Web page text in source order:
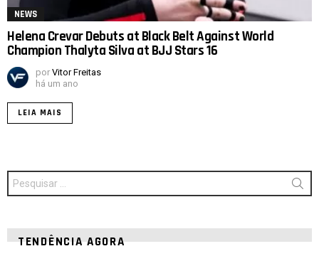
NEWS
Helena Crevar Debuts at Black Belt Against World
Champion Thalyta Silva at BJJ Stars 16
por Vitor Freitas
há um ano
LEIA MAIS
Procurar
por:
TENDÊNCIA AGORA